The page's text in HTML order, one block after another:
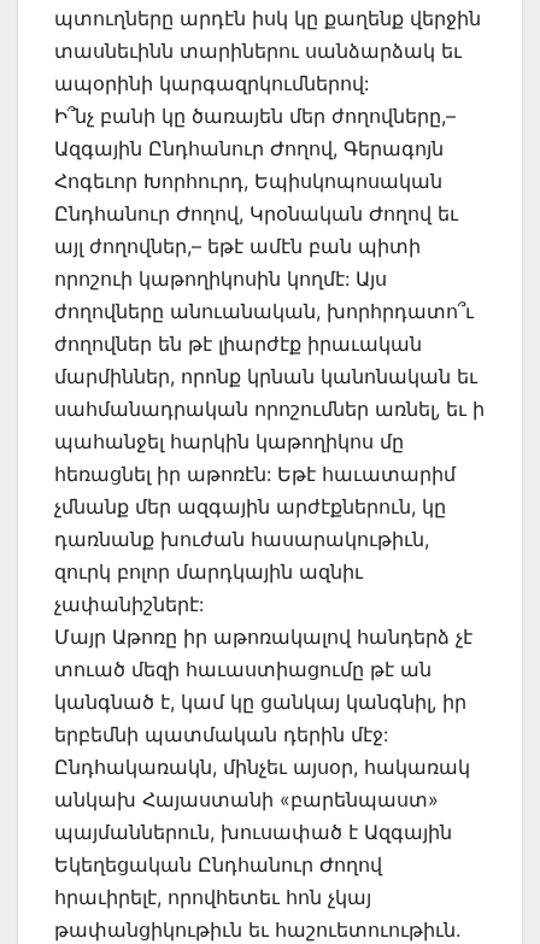
պտուղները արդէն իսկ կը քաղենք վերջին
տասնեւինն տարիներու սանձարձակ եւ
ապօրինի կարգազրկումներով:
Ի՞նչ բանի կը ծառայեն մեր ժողովները,–
Ազգային Ընդհանուր Ժողով, Գերագոյն
Հոգեւոր Խորհուրդ, Եպիսկոպոսական
Ընդհանուր Ժողով, Կրօնական Ժողով եւ
այլ ժողովներ,– եթէ ամէն բան պիտի
որոշուի կաթողիկոսին կողմէ: Այս
ժողովները անուանական, խորհրդատո՞ւ
ժողովներ են թէ լիարժէք իրաւական
մարմիններ, որոնք կրնան կանոնական եւ
սահմանադրական որոշումներ առնել, եւ ի
պահանջել հարկին կաթողիկոս մը
հեռացնել իր աթոռէն: Եթէ հաւատարիմ
չմնանք մեր ազգային արժէքներուն, կը
դառնանք խուժան հասարակութիւն,
զուրկ բոլոր մարդկային ազնիւ
չափանիշներէ:
Մայր Աթոռը իր աթոռակալով հանդերձ չէ
տուած մեզի հաւաստիացումը թէ ան
կանգնած է, կամ կը ցանկայ կանգնիլ, իր
երբեմնի պատմական դերին մէջ:
Ընդհակառակն, մինչեւ այսօր, հակառակ
անկախ Հայաստանի «բարենպաստ»
պայմաններուն, խուսափած է Ազգային
Եկեղեցական Ընդհանուր Ժողով
հրաւիրելէ, որովհետեւ հոն չկայ
թափանցիկութիւն եւ հաշուետուութիւն.